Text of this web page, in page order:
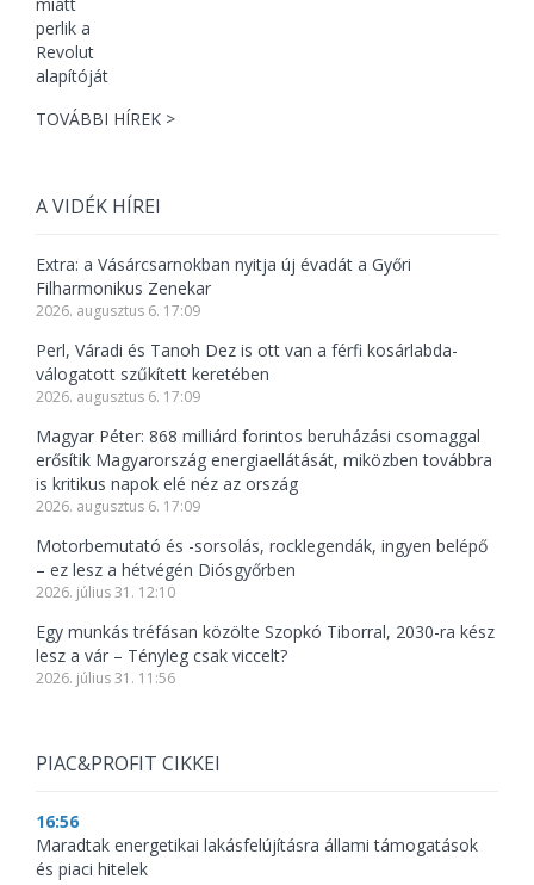
TOVÁBBI HÍREK >
A VIDÉK HÍREI
Extra: a Vásárcsarnokban nyitja új évadát a Győri
Filharmonikus Zenekar
2026. augusztus 6. 17:09
Perl, Váradi és Tanoh Dez is ott van a férfi kosárlabda-
válogatott szűkített keretében
2026. augusztus 6. 17:09
Magyar Péter: 868 milliárd forintos beruházási csomaggal
erősítik Magyarország energiaellátását, miközben továbbra
is kritikus napok elé néz az ország
2026. augusztus 6. 17:09
Motorbemutató és -sorsolás, rocklegendák, ingyen belépő
– ez lesz a hétvégén Diósgyőrben
2026. július 31. 12:10
Egy munkás tréfásan közölte Szopkó Tiborral, 2030-ra kész
lesz a vár – Tényleg csak viccelt?
2026. július 31. 11:56
PIAC&PROFIT CIKKEI
16:56
Maradtak energetikai lakásfelújításra állami támogatások
és piaci hitelek